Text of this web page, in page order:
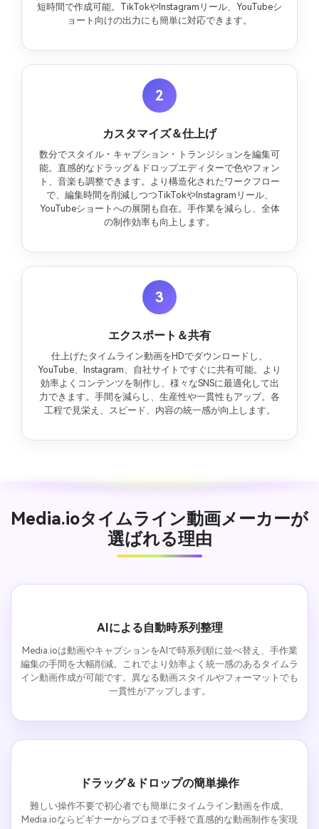
短時間で作成可能。TikTokやInstagramリール、YouTubeシ
ョート向けの出力にも簡単に対応できます。
2
カスタマイズ＆仕上げ
数分でスタイル・キャプション・トランジションを編集可
能。直感的なドラッグ＆ドロップエディターで色やフォン
ト、音楽も調整できます。より構造化されたワークフロー
で、編集時間を削減しつつTikTokやInstagramリール、
YouTubeショートへの展開も自在。手作業を減らし、全体
の制作効率も向上します。
3
エクスポート＆共有
仕上げたタイムライン動画をHDでダウンロードし、
YouTube、Instagram、自社サイトですぐに共有可能。より
効率よくコンテンツを制作し、様々なSNSに最適化して出
力できます。手間を減らし、生産性や一貫性もアップ。各
工程で見栄え、スピード、内容の統一感が向上します。
Media.ioタイムライン動画メーカーが
選ばれる理由
AIによる自動時系列整理
Media.ioは動画やキャプションをAIで時系列順に並べ替え、手作業
編集の手間を大幅削減。これでより効率よく統一感のあるタイムラ
イン動画作成が可能です。異なる動画スタイルやフォーマットでも
一貫性がアップします。
ドラッグ＆ドロップの簡単操作
難しい操作不要で初心者でも簡単にタイムライン動画を作成。
Media.ioならビギナーからプロまで手軽で直感的な動画制作を実現